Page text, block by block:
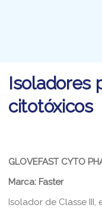
Isoladores
citotóxicos​
GLOVEFAST CYTO
​​Marca: Faster​​
Isolador de Classe